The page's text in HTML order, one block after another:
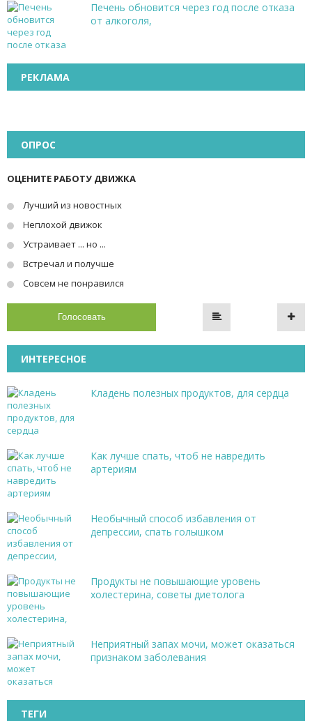
Печень обновится через год после отказа
от алкоголя,
РЕКЛАМА
ОПРОС
ОЦЕНИТЕ РАБОТУ ДВИЖКА
Лучший из новостных
Неплохой движок
Устраивает ... но ...
Встречал и получше
Совсем не понравился
Голосовать
ИНТЕРЕСНОЕ
Кладень полезных продуктов, для сердца
Как лучше спать, чтоб не навредить
артериям
Необычный способ избавления от
депрессии, спать голышком
Продукты не повышающие уровень
холестерина, советы диетолога
Неприятный запах мочи, может оказаться
признаком заболевания
ТЕГИ